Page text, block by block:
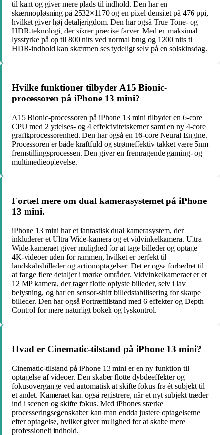
til kant og giver mere plads til indhold. Den har en
skærmopløsning på 2532×1170 og en pixel densitet på 476 ppi,
hvilket giver høj detaljerigdom. Den har også True Tone- og
HDR-teknologi, der sikrer præcise farver. Med en maksimal
lysstyrke på op til 800 nits ved normal brug og 1200 nits til
HDR-indhold kan skærmen ses tydeligt selv på en solskinsdag.
Hvilke funktioner tilbyder A15 Bionic-
processoren på iPhone 13 mini?
A15 Bionic-processoren på iPhone 13 mini tilbyder en 6-core
CPU med 2 ydelses- og 4 effektivitetskerner samt en ny 4-core
grafikprocessorenhed. Den har også en 16-core Neural Engine.
Processoren er både kraftfuld og strømeffektiv takket være 5nm
fremstillingsprocessen. Den giver en fremragende gaming- og
multimedieoplevelse.
Fortæl mere om dual kamerasystemet på iPhone
13 mini.
iPhone 13 mini har et fantastisk dual kamerasystem, der
inkluderer et Ultra Wide-kamera og et vidvinkelkamera. Ultra
Wide-kameraet giver mulighed for at tage billeder og optage
4K-videoer uden for rammen, hvilket er perfekt til
landskabsbilleder og actionoptagelser. Det er også forbedret til
at fange flere detaljer i mørke områder. Vidvinkelkameraet er et
12 MP kamera, der tager flotte oplyste billeder, selv i lav
belysning, og har en sensor-shift billedstabilisering for skarpe
billeder. Den har også Portrættilstand med 6 effekter og Depth
Control for mere naturligt bokeh og lyskontrol.
Hvad er Cinematic-tilstand på iPhone 13 mini?
Cinematic-tilstand på iPhone 13 mini er en ny funktion til
optagelse af videoer. Den skaber flotte dybdeeffekter og
fokusovergange ved automatisk at skifte fokus fra ét subjekt til
et andet. Kameraet kan også registrere, når et nyt subjekt træder
ind i scenen og skifte fokus. Med iPhones stærke
processeringsegenskaber kan man endda justere optagelserne
efter optagelse, hvilket giver mulighed for at skabe mere
professionelt indhold.